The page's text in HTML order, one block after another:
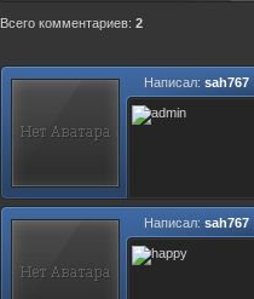
Всего комментариев: 2
Написал: sah767
Написал: sah767